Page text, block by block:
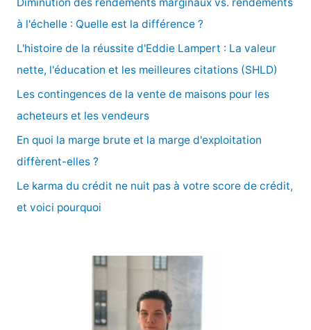
r
c
:
à l'échelle : Quelle est la différence ?
L'histoire de la réussite d'Eddie Lampert : La valeur
nette, l'éducation et les meilleures citations (SHLD)
Les contingences de la vente de maisons pour les
acheteurs et les vendeurs
En quoi la marge brute et la marge d'exploitation
diffèrent-elles ?
Le karma du crédit ne nuit pas à votre score de crédit,
et voici pourquoi